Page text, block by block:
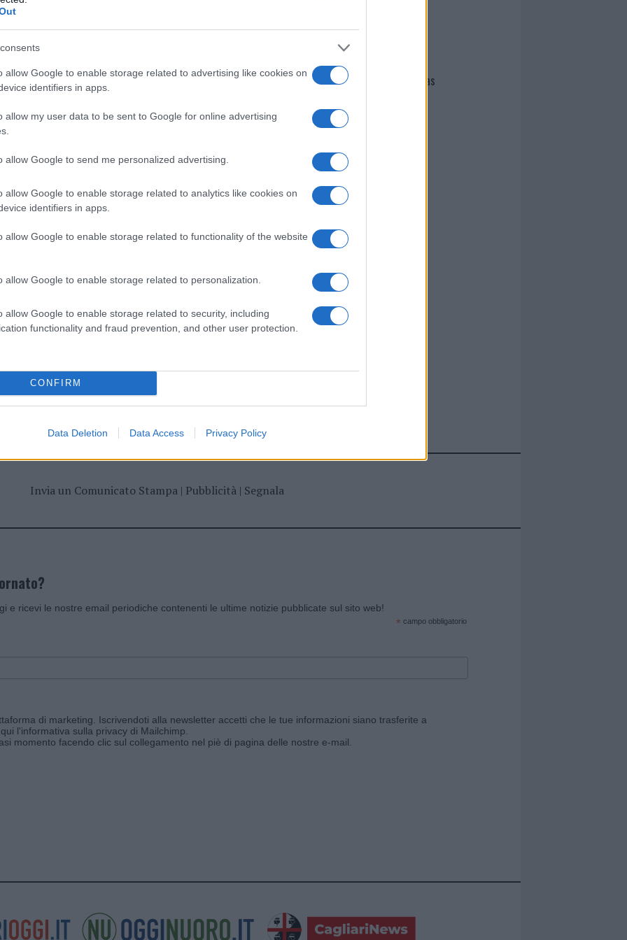
allow Google to enable storage related to advertising like cookies on
identifiers in apps.
allow my user data to be sent to Google for online advertising
allow Google to send me personalized advertising.
allow Google to enable storage related to analytics like cookies on
identifiers in apps.
allow Google to enable storage related to functionality of the website
allow Google to enable storage related to personalization.
allow Google to enable storage related to security, including
functionality and fraud prevention, and other user protection.
CONFIRM
Data Deletion Data Access Privacy Policy
Scomparso Luogosanto
di GalluraOggi.it
i tuoi video e le tue foto
+39 345 356 7512
news da
Giovannimaria Cabras
Invia un Comunicato Stampa| Pubblicità| Segnala
e ricevi le nostre email periodiche contenenti le ultime notizie pubblicate sul sito web!
* campo obbligatorio
di marketing. Iscrivendoti alla newsletter accetti che le tue informazioni siano trasferite a
l'informativa sulla privacy di Mailchimp
momento facendo clic sul collegamento nel piè di pagina delle nostre e-mail.